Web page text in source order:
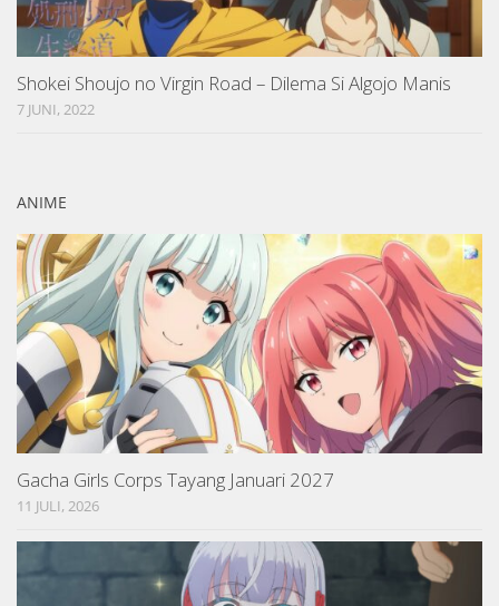
Shokei Shoujo no Virgin Road – Dilema Si Algojo Manis
7 JUNI, 2022
ANIME
Gacha Girls Corps Tayang Januari 2027
11 JULI, 2026